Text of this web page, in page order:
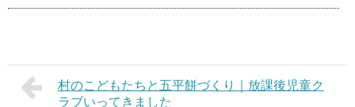
村のこどもたちと五平餅づくり｜放課後児童ク
ラブいってきました